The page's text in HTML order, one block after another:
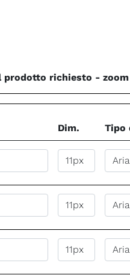
prodotto richiesto -
Dim. Tipo